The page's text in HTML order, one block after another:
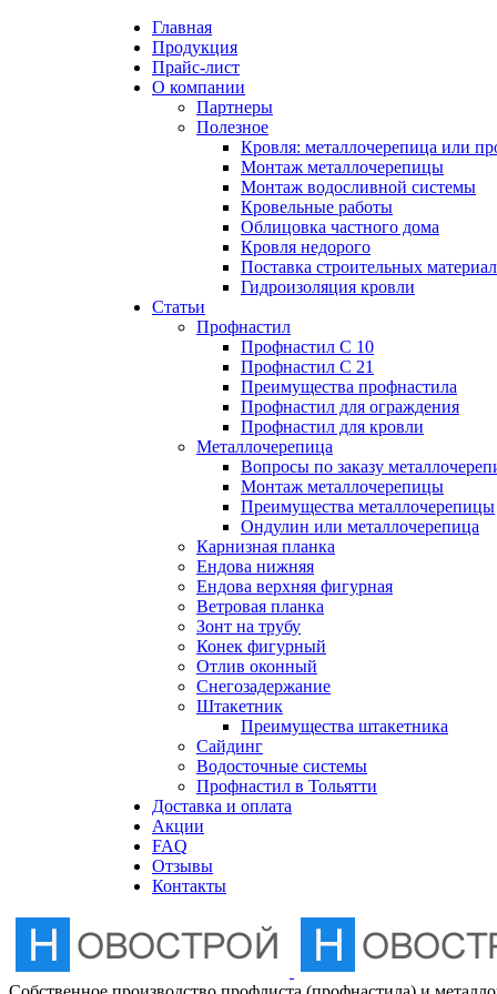
Главная
Продукция
Прайс-лист
О компании
Партнеры
Полезное
Кровля: металлочерепица или
Монтаж металлочерепицы
Монтаж водосливной системы
Кровельные работы
Облицовка частного дома
Кровля недорого
Поставка строительных
Гидроизоляция кровли
Статьи
Профнастил
Профнастил С 10
Профнастил С 21
Преимущества профнастила
Профнастил для ограждения
Профнастил для кровли
Металлочерепица
Вопросы по заказу
Монтаж металлочерепицы
Преимущества металлочерепицы
Ондулин или металлочерепица
Карнизная планка
Ендова нижняя
Ендова верхняя фигурная
Ветровая планка
Зонт на трубу
Конек фигурный
Отлив оконный
Снегозадержание
Штакетник
Преимущества штакетника
Сайдинг
Водосточные системы
Профнастил в Тольятти
Доставка и оплата
Акции
FAQ
Отзывы
Контакты
Монтаж
Монтаж
Кровельные
Кровля недорого
Поставка
Гидроизоляция
Профнастил
Профнастил С
Преимущества
Металлочерепица Монтаж
Преимущества
Ендова верхняя фигурная
Водосточные системы
Профнастил в Тольятти
Цена на профнастил
Цена на металлочерепицу